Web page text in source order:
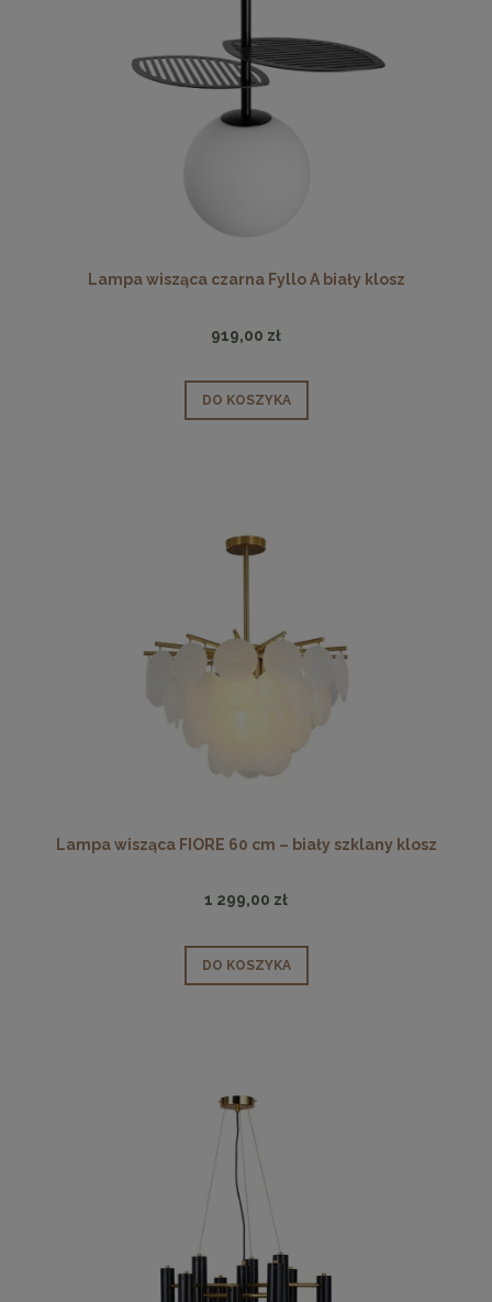
Lampa wisząca czarna Fyllo A biały klosz
919,00 zł
DO KOSZYKA
Lampa wisząca FIORE 60 cm – biały szklany klosz
1 299,00 zł
DO KOSZYKA